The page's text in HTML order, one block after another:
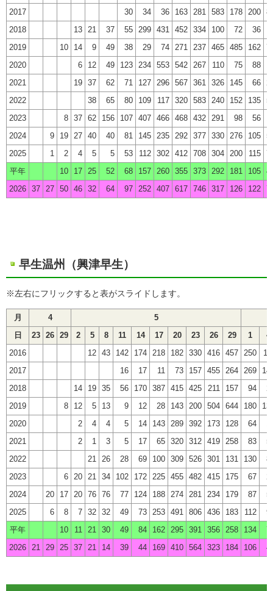
2017 30 34 36 163 281 583 178 200
2018 13 21 37 55 299 431 452 334 100 72 36
2019 10 14 9 49 38 29 74 271 237 465 485 162
2020 6 12 49 123 234 553 542 267 110 75 88
2021 19 37 62 71 127 296 567 361 326 145 66
2022 38 65 80 109 117 320 583 240 152 135
2023 8 37 62 156 107 407 466 468 432 291 98 56
2024 9 19 27 40 40 81 145 235 292 377 330 276 105
2025 1 2 4 5 5 53 112 302 412 708 304 200 115
平年 10 17 25 52 68 157 260 355 373 292 181 105
2026 37 27 50 46 32 64 97 252 407 617 746 317 126 122
早生温州（興津早生）
※左右にフリックすると表がスライドします。
月 4 5
日 23 26 29 2 5 8 11 14 17 20 23 26 29 1 4
2016 12 43 142 174 218 182 330 416 457 250
2017 16 17 11 73 157 455 264 269
2018 14 19 35 56 170 387 415 425 211 157 94
2019 8 12 5 13 9 12 28 143 200 504 644 180
2020 2 4 4 5 14 143 289 392 173 128 64
2021 2 1 3 5 17 65 320 312 419 258 83
2022 21 26 28 69 100 309 526 301 131 130
2023 6 20 21 34 102 172 225 455 482 415 175 67
2024 20 17 20 76 76 77 124 188 274 281 234 179 87
2025 6 8 7 32 32 49 73 253 491 806 436 183 112
平年 10 11 21 30 49 84 162 295 391 356 258 134
2026 21 29 25 37 21 14 39 44 169 410 564 323 184 106